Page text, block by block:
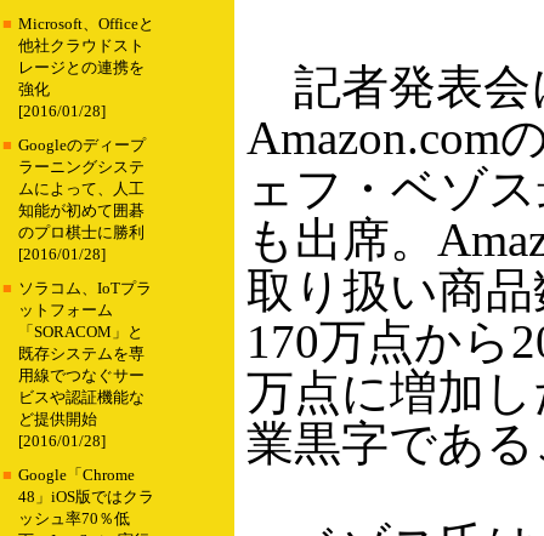
■ Microsoft、Officeと
他社クラウドスト
レージとの連携を
強化
[2016/01/28]
■ Googleのディープ
ラーニングシステ
ムによって、人工
知能が初めて囲碁
のプロ棋士に勝利
[2016/01/28]
■ ソラコム、IoTプラ
ットフォーム
「SORACOM」と
既存システムを専
用線でつなぐサー
ビスや認証機能な
ど提供開始
[2016/01/28]
■ Google「Chrome
48」iOS版ではクラ
ッシュ率70％低
記者発表会
Amazon.com
ェフ・ベゾ
も出席。
取り扱い商
170万点から
万点に増加
業黒字であ